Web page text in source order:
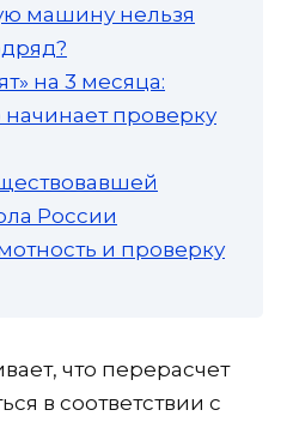
машину нельзя
на 3 месяца:
проверку
России
и проверку
что перерасчет
в соответствии с